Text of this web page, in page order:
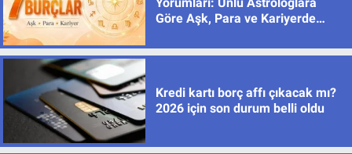
Göre Aşk, Para ve Kariyerde
Kredi kartı borç affı çıkacak mı?
2026 için son durum belli oldu